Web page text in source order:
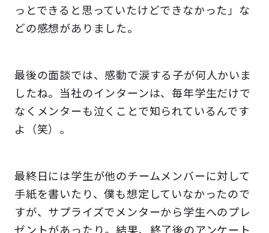
っとできると思っていたけどできなかった」な
どの感想がありました。
最後の面談では、感動で涙する子が何人かいま
したね。当社のインターンは、毎年学生だけで
なくメンターも泣くことで知られているんです
よ（笑）。
最終日には学生が他のチームメンバーに対して
手紙を書いたり、僕も想定していなかったので
すが、サプライズでメンターから学生へのプレ
ゼントがあったり。結果、終了後のアンケート